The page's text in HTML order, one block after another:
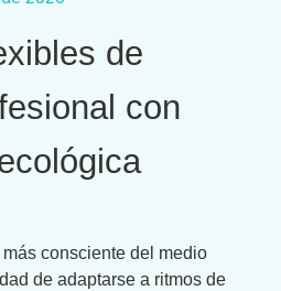
de
con
consciente del medio
de adaptarse a ritmos de